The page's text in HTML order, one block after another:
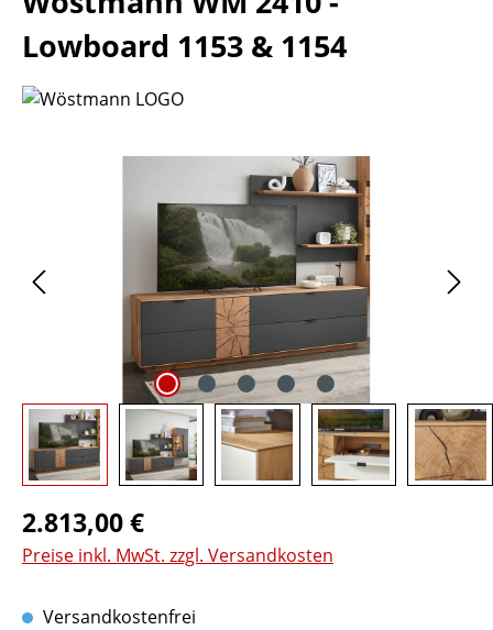
Lowboard 1153 & 1154
Regulärer Preis:
2.813,00 €
Preise inkl. MwSt. zzgl. Versandkosten
Versandkostenfrei